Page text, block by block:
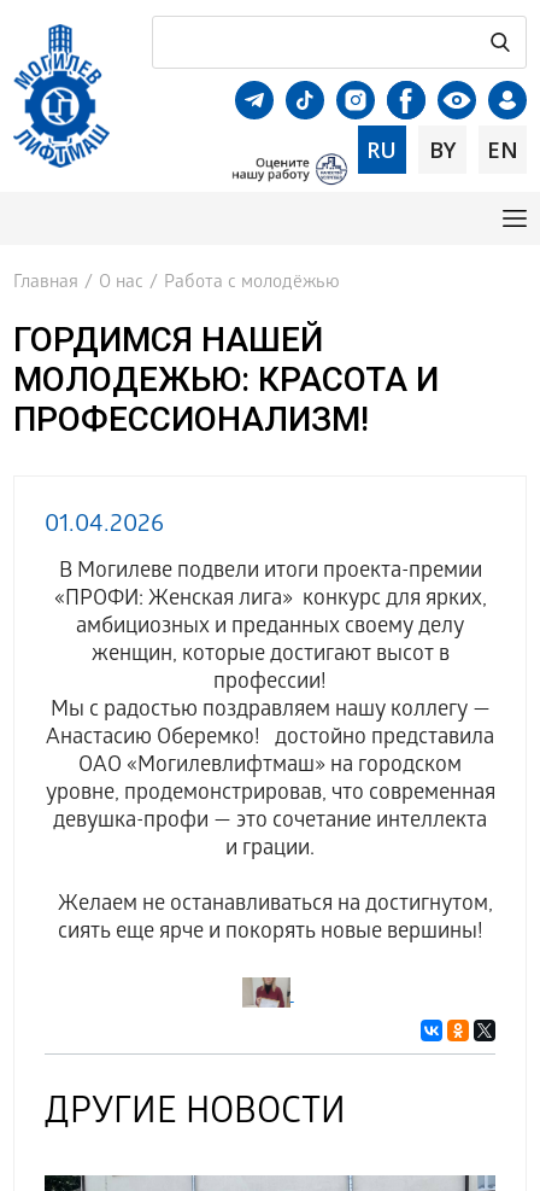
RU BY EN
Главная / О нас / Работа с молодёжью
ГОРДИМСЯ НАШЕЙ
МОЛОДЕЖЬЮ: КРАСОТА И
ПРОФЕССИОНАЛИЗМ!
01.04.2026
В Могилеве подвели итоги проекта-премии
«ПРОФИ: Женская лига» конкурс для ярких,
амбициозных и преданных своему делу
женщин, которые достигают высот в
профессии!
Мы с радостью поздравляем нашу коллегу —
Анастасию Оберемко! достойно представила
ОАО «Могилевлифтмаш» на городском
уровне, продемонстрировав, что современная
девушка-профи — это сочетание интеллекта
и грации.
Желаем не останавливаться на достигнутом,
сиять еще ярче и покорять новые вершины!
ДРУГИЕ НОВОСТИ